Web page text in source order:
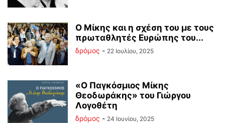
Ο Μίκης και η σχέση του με τους
πρωταθλητές Ευρώπης του...
δρόμος - 22 Ιουλίου, 2025
«Ο Παγκόσμιος Μίκης
Θεοδωράκης» του Γιώργου
Λογοθέτη
δρόμος - 24 Ιουνίου, 2025